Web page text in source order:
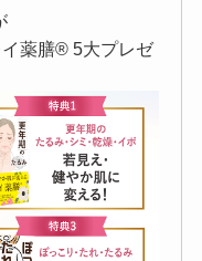
薬膳®︎ 5大プレゼ